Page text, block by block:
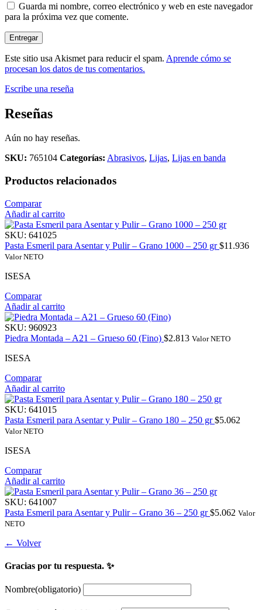
Guarda mi nombre, correo electrónico y web en este navegador
para la próxima vez que comente.
Este sitio usa Akismet para reducir el spam. Aprende cómo se
procesan los datos de tus comentarios.
Escribe una reseña
Reseñas
Aún no hay reseñas.
SKU: 765104 Categorías: Abrasivos, Lijas, Lijas en banda
Productos relacionados
Comparar
Añadir al carrito
SKU: 641025
Pasta Esmeril para Asentar y Pulir – Grano 1000 – 250 gr$11.936
Valor NETO
ISESA
Comparar
Añadir al carrito
SKU: 960923
Piedra Montada – A21 – Grueso 60 (Fino) $2.813 Valor NETO
ISESA
Comparar
Añadir al carrito
SKU: 641015
Pasta Esmeril para Asentar y Pulir – Grano 180 – 250 gr$5.062
Valor NETO
ISESA
Comparar
Añadir al carrito
SKU: 641007
Pasta Esmeril para Asentar y Pulir – Grano 36 – 250 gr$5.062 Valor
NETO
← Volver
Gracias por tu respuesta. ✨
Nombre(obligatorio)